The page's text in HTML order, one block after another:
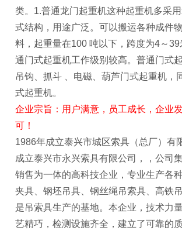
类。1.普通龙门起重机这种起重机多采
式结构，用途广泛。可以搬运各种成件
料，起重量在100 吨以下，跨度为4～
通门式起重机工作级别较高。普通门式
吊钩、抓斗 、电磁、葫芦门式起重机，
式起重机。
企业宗旨：用户满意，员工成长，企业
可！
1986年成立泰兴市城区索具（总厂）有
成立泰兴市永兴索具有限公司，，公司
销售为一体的高科技企业，专业生产各
夹具、钢坯吊具、钢丝绳吊索具、高铁
是吊索具生产的基地。本企业，技术力
艺精巧，检测设施齐全，建立了可靠的